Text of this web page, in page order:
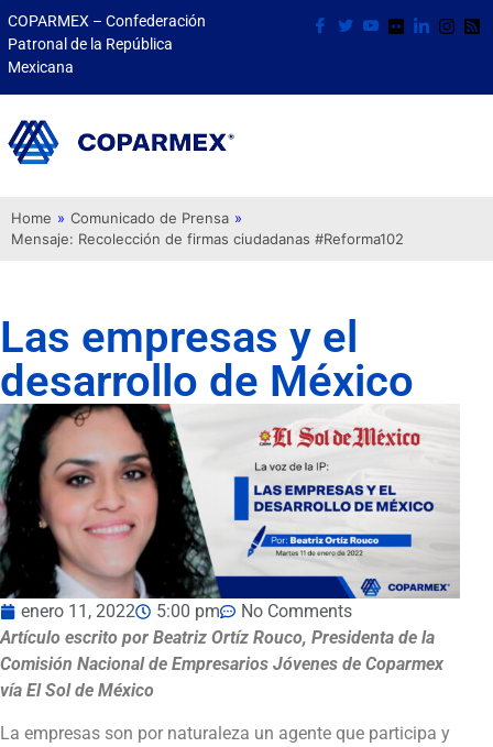
COPARMEX – Confederación
Patronal de la República
Mexicana
Home » Comunicado de Prensa »
Mensaje: Recolección de firmas ciudadanas #Reforma102
Las empresas y el
desarrollo de México
enero 11, 2022 5:00 pm
No Comments
Artículo escrito por Beatriz Ortíz Rouco, Presidenta de la
Comisión Nacional de Empresarios Jóvenes de Coparmex
vía El Sol de México
La empresas son por naturaleza un agente que participa y